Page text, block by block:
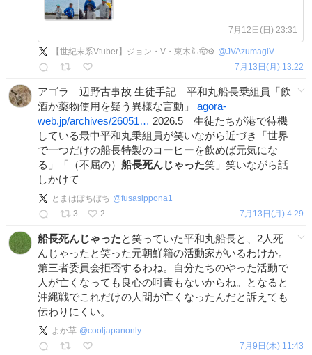
7月12日(日) 23:31
【世紀末系Vtuber】ジョン・V・東木🦾🤠⚙️ @JVAzumagiV
7月13日(月) 13:22
アゴラ 辺野古事故 生徒手記 平和丸船長乗組員「飲
酒か薬物使用を疑う異様な言動」 agora-
web.jp/archives/26051… 2026.5 生徒たちが港で待機
している最中平和丸乗組員が笑いながら近づき「世界
で一つだけの船長特製のコーヒーを飲めば元気にな
る」「（不屈の） 船長死んじゃった笑」笑いながら話
しかけて
とまはぼちぼち @fusasippona1
3
2 7月13日(月) 4:29
船長死んじゃったと笑っていた平和丸船長と、2人死
んじゃったと笑った元朝鮮籍の活動家がいるわけか。
第三者委員会拒否するわね。自分たちのやった活動で
人が亡くなっても良心の呵責もないからね。となると
沖縄戦でこれだけの人間が亡くなったんだと訴えても
伝わりにくい。
よか草 @cooljapanonly
7月9日(木) 11:43